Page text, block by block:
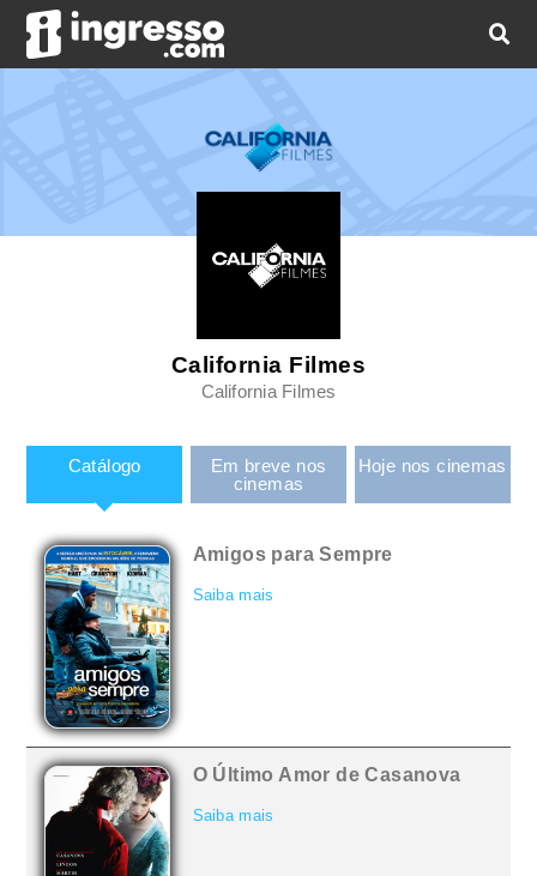
California Filmes
California Filmes
Catálogo
Em breve nos
cinemas
Hoje nos cinemas
Amigos para Sempre
Saiba mais
O Último Amor de Casanova
Saiba mais